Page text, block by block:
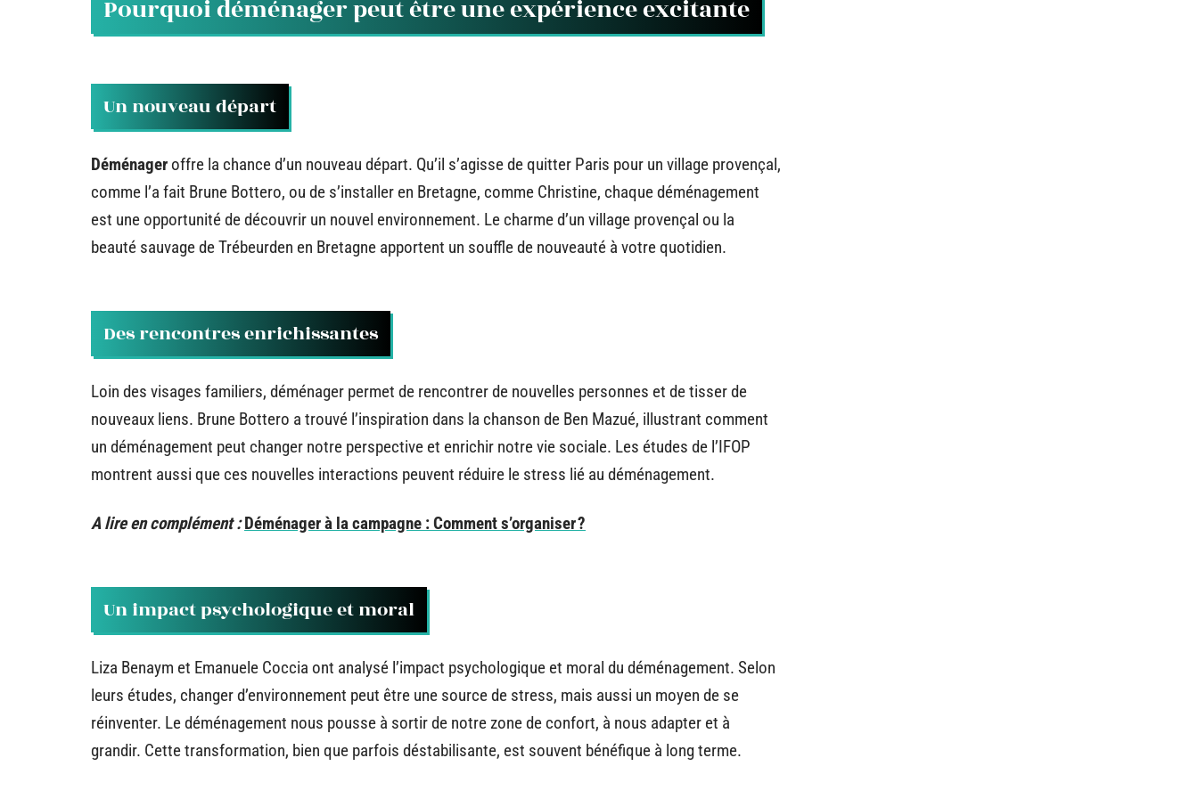
Pourquoi déménager peut être une expérience excitante
Un nouveau départ
Déménager offre la chance d’un nouveau départ. Qu’il s’agisse de quitter Paris pour un village provençal,
comme l’a fait Brune Bottero, ou de s’installer en Bretagne, comme Christine, chaque déménagement
est une opportunité de découvrir un nouvel environnement. Le charme d’un village provençal ou la
beauté sauvage de Trébeurden en Bretagne apportent un souffle de nouveauté à votre quotidien.
Des rencontres enrichissantes
Loin des visages familiers, déménager permet de rencontrer de nouvelles personnes et de tisser de
nouveaux liens. Brune Bottero a trouvé l’inspiration dans la chanson de Ben Mazué, illustrant comment
un déménagement peut changer notre perspective et enrichir notre vie sociale. Les études de l’IFOP
montrent aussi que ces nouvelles interactions peuvent réduire le stress lié au déménagement.
A lire en complément : Déménager à la campagne : Comment s’organiser ?
Un impact psychologique et moral
Liza Benaym et Emanuele Coccia ont analysé l’impact psychologique et moral du déménagement. Selon
leurs études, changer d’environnement peut être une source de stress, mais aussi un moyen de se
réinventer. Le déménagement nous pousse à sortir de notre zone de confort, à nous adapter et à
grandir. Cette transformation, bien que parfois déstabilisante, est souvent bénéfique à long terme.